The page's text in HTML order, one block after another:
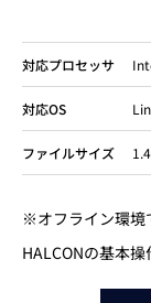
新卒採
対応プロセッサ
対応OS
ファイルサイズ
※オフライン環境
HALCONの基本